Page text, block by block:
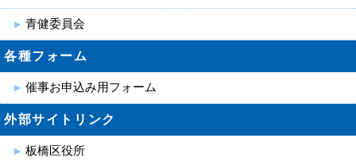
青健委員会
各種フォーム
催事お申込み用フォーム
外部サイトリンク
板橋区役所